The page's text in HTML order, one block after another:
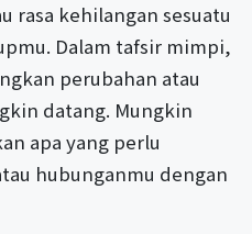
rasa kehilangan sesuatu
Dalam tafsir mimpi,
perubahan atau
datang. Mungkin
apa yang perlu
hubunganmu dengan